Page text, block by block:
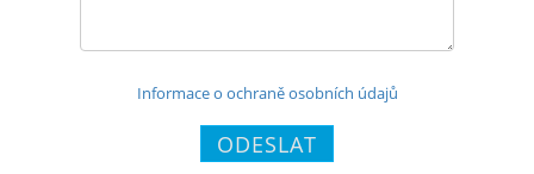
Informace o ochraně osobních údajů
ODESLAT